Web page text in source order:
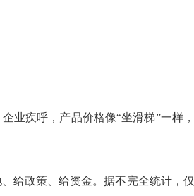
疾呼，产品价格像“坐滑梯”一样，
政策、给资金。据不完全统计，仅